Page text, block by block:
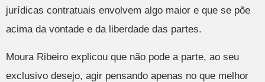
jurídicas contratuais envolvem algo maior e que se põe
acima da vontade e da liberdade das partes.
Moura Ribeiro explicou que não pode a parte, ao seu
exclusivo desejo, agir pensando apenas no que melhor